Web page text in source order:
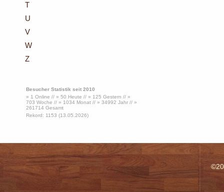
T
U
V
W
Z
Besucher Statistik seit 2010
» 1 Online // » 50 Heute // » 125 Gestern // »
703 Woche // » 1034 Monat // » 34992 Jahr // »
261714 Gesamt
Rekord: 1153 (13.05.2026)